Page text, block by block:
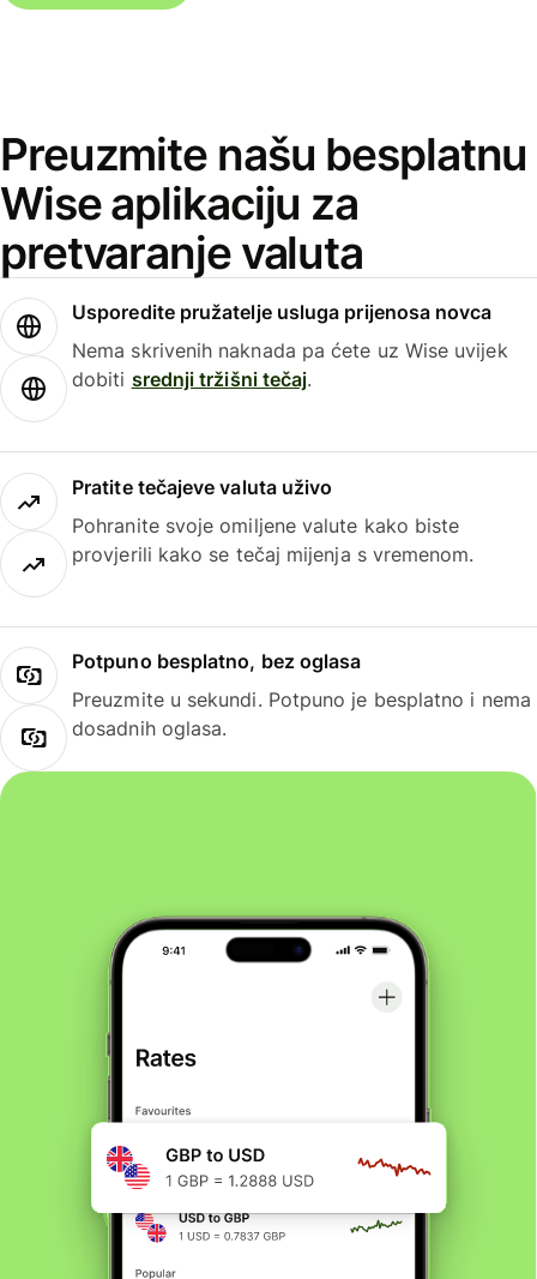
Preuzmite našu besplatnu
Wise aplikaciju za
pretvaranje valuta
Usporedite pružatelje usluga prijenosa novca
Nema skrivenih naknada pa ćete uz Wise uvijek
dobiti srednji tržišni tečaj.
Pratite tečajeve valuta uživo
Pohranite svoje omiljene valute kako biste
provjerili kako se tečaj mijenja s vremenom.
Potpuno besplatno, bez oglasa
Preuzmite u sekundi. Potpuno je besplatno i nema
dosadnih oglasa.